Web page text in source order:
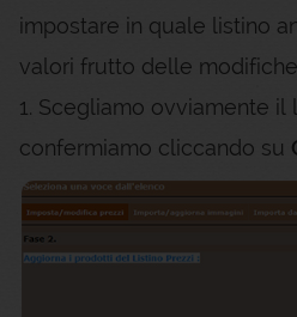
impostare in quale listino
valori frutto delle
1. Scegliamo ovviamente il
confermiamo cliccando su